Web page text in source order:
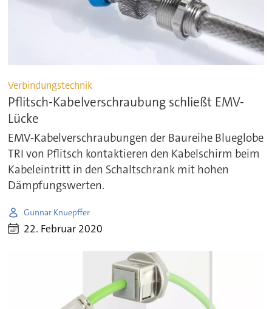
Verbindungstechnik
Pflitsch-Kabelverschraubung schließt EMV-
Lücke
EMV-Kabelverschraubungen der Baureihe Blueglobe
TRI von Pflitsch kontaktieren den Kabelschirm beim
Kabeleintritt in den Schaltschrank mit hohen
Dämpfungswerten.
Gunnar Knuepffer
22. Februar 2020